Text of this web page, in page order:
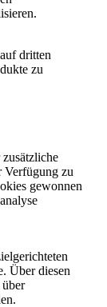
dritten
zu
Verfügung zu
gewonnen
Über diesen